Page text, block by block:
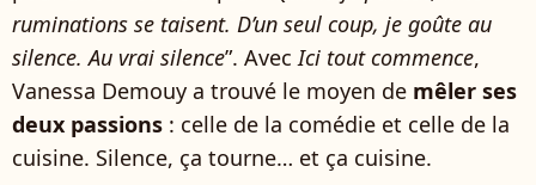
ruminations se taisent. D’un seul coup, je goûte au
silence. Au vrai silence”. AvecIci tout commence,
Vanessa Demouy a trouvé le moyen de mêler ses
deux passions : celle de la comédie et celle de la
cuisine. Silence, ça tourne… et ça cuisine.